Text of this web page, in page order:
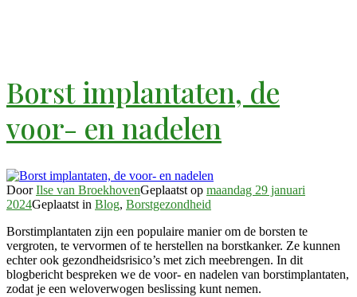
Borst implantaten, de
voor- en nadelen
DoorIlse van BroekhovenGeplaatst op maandag 29 januari
2024Geplaatst in Blog, Borstgezondheid
Borstimplantaten zijn een populaire manier om de borsten te
vergroten, te vervormen of te herstellen na borstkanker. Ze kunnen
echter ook gezondheidsrisico’s met zich meebrengen. In dit
blogbericht bespreken we de voor- en nadelen van borstimplantaten,
zodat je een weloverwogen beslissing kunt nemen.